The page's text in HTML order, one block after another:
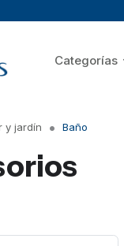
Categorías
y jardín Baño